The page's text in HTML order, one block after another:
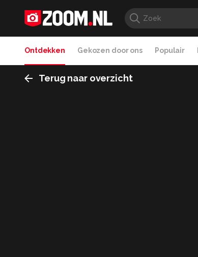
Ontdekken Gekozen door ons Populair
Terug naar overzicht